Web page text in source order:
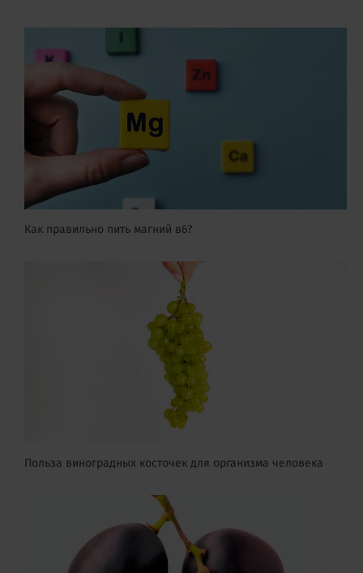
Как правильно пить магний в6?
Польза виноградных косточек для организма человека